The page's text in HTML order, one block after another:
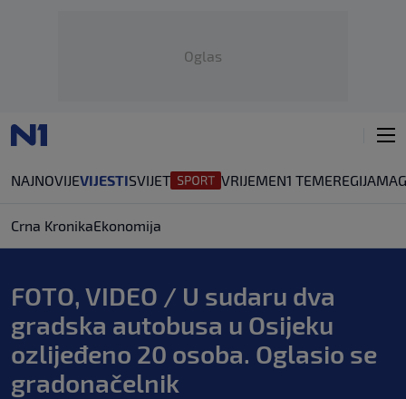
Oglas
NAJNOVIJEVIJESTISVIJET VRIJEMEN1 TEMEREGIJA
Crna KronikaEkonomija
FOTO, VIDEO / U sudaru dva
gradska autobusa u Osijeku
ozlijeđeno 20 osoba. Oglasio se
gradonačelnik